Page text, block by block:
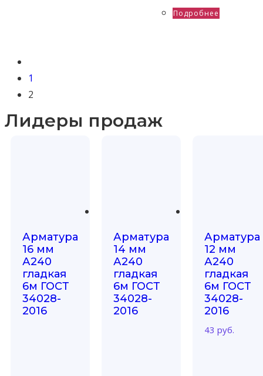
Подробнее
1
2
Лидеры продаж
Арматура
16 мм
А240
гладкая
6м ГОСТ
34028-
2016
Арматура
14 мм
А240
гладкая
6м ГОСТ
34028-
2016
Арматура
12 мм
А240
гладкая
6м ГОСТ
34028-
2016
43 руб.